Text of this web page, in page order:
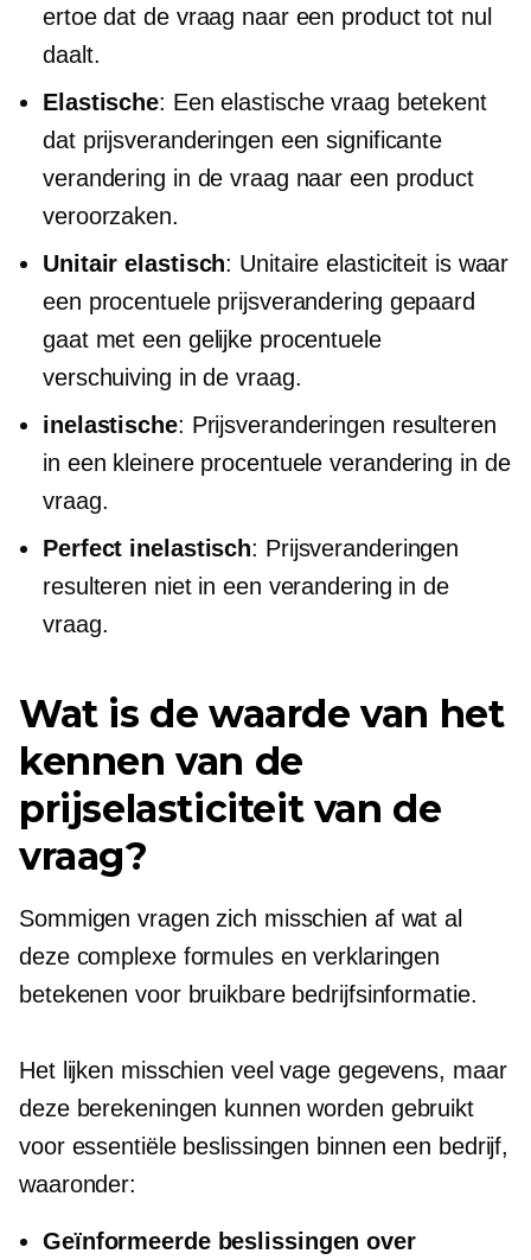
ertoe dat de vraag naar een product tot nul
daalt.
Elastische: Een elastische vraag betekent
dat prijsveranderingen een significante
verandering in de vraag naar een product
veroorzaken.
Unitair elastisch: Unitaire elasticiteit is waar
een procentuele prijsverandering gepaard
gaat met een gelijke procentuele
verschuiving in de vraag.
inelastische: Prijsveranderingen resulteren
in een kleinere procentuele verandering in de
vraag.
Perfect inelastisch: Prijsveranderingen
resulteren niet in een verandering in de
vraag.
Wat is de waarde van het
kennen van de
prijselasticiteit van de
vraag?
Sommigen vragen zich misschien af ​​wat al
deze complexe formules en verklaringen
betekenen voor bruikbare bedrijfsinformatie.
Het lijken misschien veel vage gegevens, maar
deze berekeningen kunnen worden gebruikt
voor essentiële beslissingen binnen een bedrijf,
waaronder:
Geïnformeerde beslissingen over